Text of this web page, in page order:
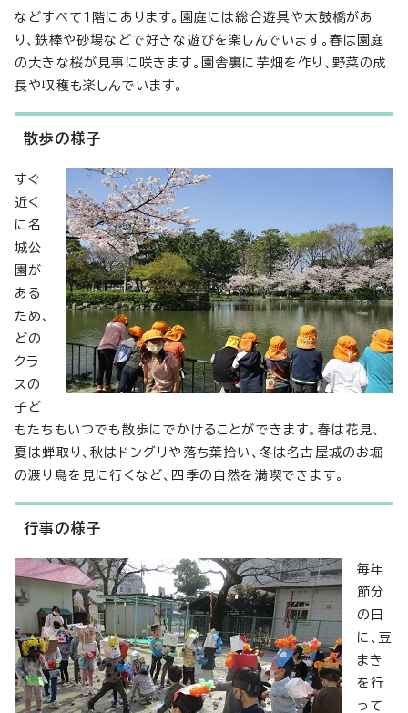
などすべて1階にあります。園庭には総合遊具や太鼓橋があ
り、鉄棒や砂場などで好きな遊びを楽しんでいます。春は園庭
の大きな桜が見事に咲きます。園舎裏に芋畑を作り、野菜の成
長や収穫も楽しんでいます。
散歩の様子
すぐ
近く
に名
城公
園が
ある
ため、
どの
クラ
スの
子ど
もたちもいつでも散歩にでかけることができます。春は花見、
夏は蝉取り、秋はドングリや落ち葉拾い、冬は名古屋城のお堀
の渡り鳥を見に行くなど、四季の自然を満喫できます。
行事の様子
毎年
節分
の日
に、豆
まき
を行
って